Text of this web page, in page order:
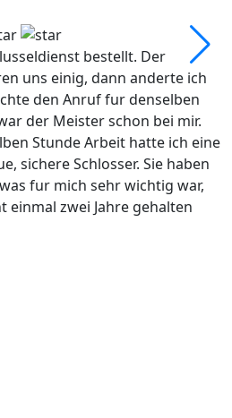
bestellt. Der
uns einig, dann anderte ich
den Anruf fur denselben
der Meister schon bei mir.
Stunde Arbeit hatte ich eine
sichere Schlosser. Sie haben
fur mich sehr wichtig war,
einmal zwei Jahre gehalten